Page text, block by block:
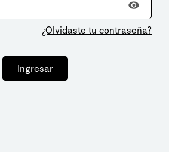
¿Olvidaste tu contraseña?
Ingresar